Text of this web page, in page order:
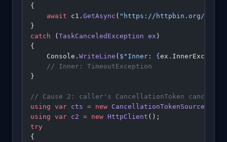
{
    await
c1. GetAsync ( "https://httpbin.org/
}
catch (TaskCanceledException ex )
{
    Console.
WriteLine ( $"Inner: {ex .
    // Inner: TimeoutException
}
// Cause 2: caller's CancellationToken cancelled
using var cts = new CancellationTokenSource
using var c2 = new HttpClient ();
try
{